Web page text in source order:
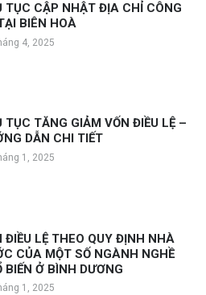
TỤC CẬP NHẬT ĐỊA CHỈ CÔNG
BIÊN HOÀ
4, 2025
TỤC TĂNG GIẢM VỐN ĐIỀU LỆ –
DẪN CHI TIẾT
1, 2025
ĐIỀU LỆ THEO QUY ĐỊNH NHÀ
CỦA MỘT SỐ NGÀNH NGHỀ
BIẾN Ở BÌNH DƯƠNG
1, 2025